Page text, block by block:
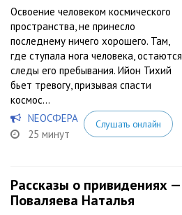
Освоение человеком космического
пространства, не принесло
последнему ничего хорошего. Там,
где ступала нога человека, остаются
следы его пребывания. Ийон Тихий
бьет тревогу, призывая спасти
космос…
NEOСФЕРА
25 минут
Слушать онлайн
Рассказы о привидениях —
Поваляева Наталья